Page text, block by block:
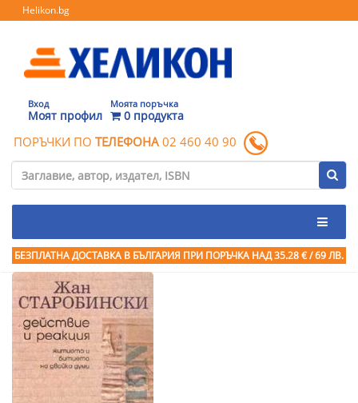
Helikon.bg
Вход
Моят профил
Моята поръчка
0 продукта
ПОРЪЧКИ ПО ТЕЛЕФОНА 02 460 40 90
БЕЗПЛАТНА ДОСТАВКА В БЪЛГАРИЯ ПРИ ПОРЪЧКА НАД 35.28 € / 69 ЛВ.